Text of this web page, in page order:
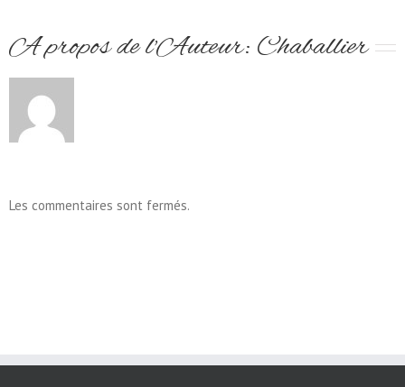
A propos de l'Auteur: Chaballier
Les commentaires sont fermés.